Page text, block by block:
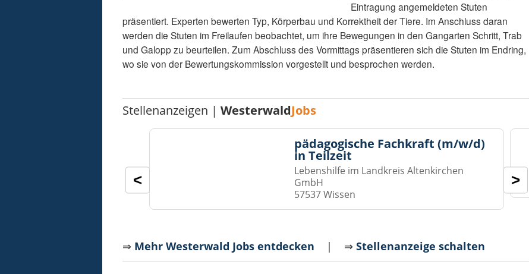
Eintragung angemeldeten Stuten
präsentiert. Experten bewerten Typ, Körperbau und Korrektheit der Tiere. Im Anschluss daran
werden die Stuten im Freilaufen beobachtet, um ihre Bewegungen in den Gangarten Schritt, Trab
und Galopp zu beurteilen. Zum Abschluss des Vormittags präsentieren sich die Stuten im Endring,
wo sie von der Bewertungskommission vorgestellt und besprochen werden.
Stellenanzeigen |WesterwaldJobs
pädagogische Fachkraft (m/w/d)
in Teilzeit
Lebenshilfe im Landkreis Altenkirchen
GmbH
57537 Wissen
< >
⇒ Mehr Westerwald Jobs entdecken | ⇒Stellenanzeige schalten